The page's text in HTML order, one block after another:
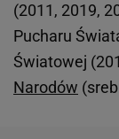
(2011, 2019,
Pucharu
Światowej
Narodów